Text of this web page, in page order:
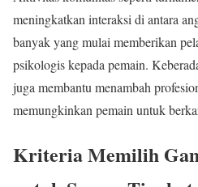
meningkatkan interaksi di antara
banyak yang mulai memberikan
psikologis kepada pemain.
juga membantu menambah
memungkinkan pemain untuk
Kriteria Memilih